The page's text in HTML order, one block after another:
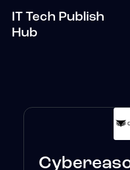
IT Tech Publish
Hub